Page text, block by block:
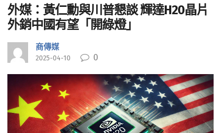
外媒：黃仁勳與川普懇談 輝達H20晶片
外銷中國有望「開綠燈」
商傳媒
2025-04-10 0